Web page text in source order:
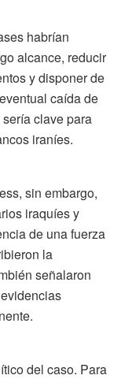
habrían
alcance, reducir
y disponer de
caída de
clave para
iraníes.
sin embargo,
iraquíes y
de una fuerza
la
señalaron
del caso. Para